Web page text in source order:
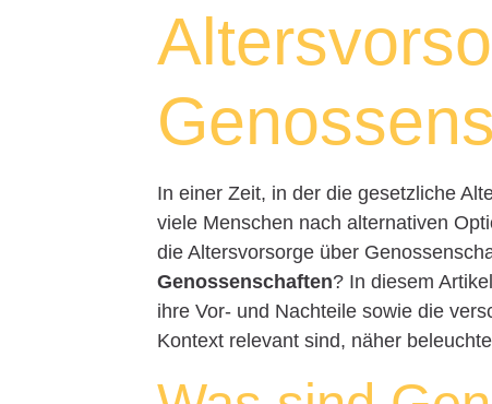
In einer Zeit, in der die gesetzliche
viele Menschen nach alternativen
die Altersvorsorge über
Genossenschaften? In diesem
ihre Vor- und Nachteile sowie die
Kontext relevant sind, näher